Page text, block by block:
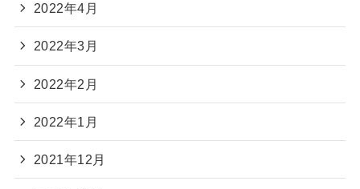
2022年4月
2022年3月
2022年2月
2022年1月
2021年12月